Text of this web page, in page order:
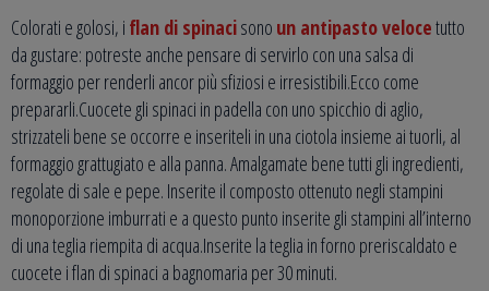
Colorati e golosi, i flan di spinacisono un antipasto velocetutto
da gustare: potreste anche pensare di servirlo con una salsa di
formaggio per renderli ancor più sfiziosi e irresistibili.Ecco come
prepararli.Cuocete gli spinaci in padella con uno spicchio di aglio,
strizzateli bene se occorre e inseriteli in una ciotola insieme ai tuorli, al
formaggio grattugiato e alla panna. Amalgamate bene tutti gli ingredienti,
regolate di sale e pepe. Inserite il composto ottenuto negli stampini
monoporzione imburrati e a questo punto inserite gli stampini all’interno
di una teglia riempita di acqua.Inserite la teglia in forno preriscaldato e
cuocete i flan di spinaci a bagnomaria per 30 minuti.